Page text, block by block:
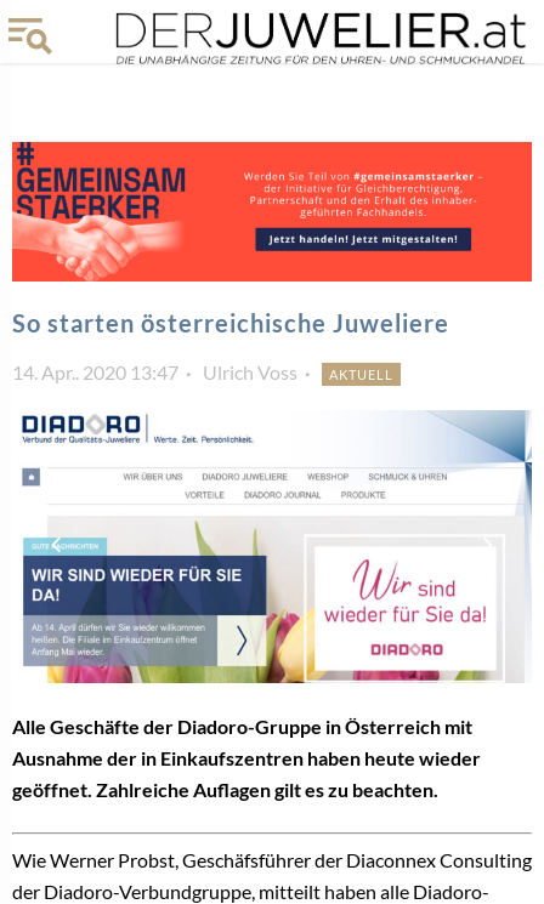
So starten österreichische Juweliere
14. Apr.. 2020 13:47 Ulrich Voss AKTUELL
Alle Geschäfte der Diadoro-Gruppe in Österreich mit
Ausnahme der in Einkaufszentren haben heute wieder
geöffnet. Zahlreiche Auflagen gilt es zu beachten.
Wie Werner Probst, Geschäfsführer der Diaconnex Consulting
der Diadoro-Verbundgruppe, mitteilt haben alle Diadoro-